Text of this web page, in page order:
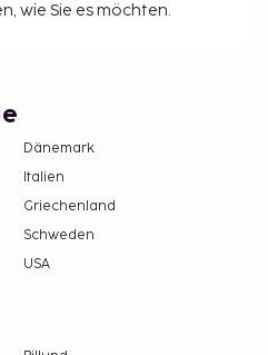
wie Sie es möchten.
Dänemark
Italien
Griechenland
Schweden
USA